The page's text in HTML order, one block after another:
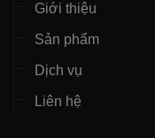
Giới thiệu
Sản phẩm
Dịch vụ
Liên hệ